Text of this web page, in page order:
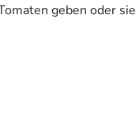
geben oder